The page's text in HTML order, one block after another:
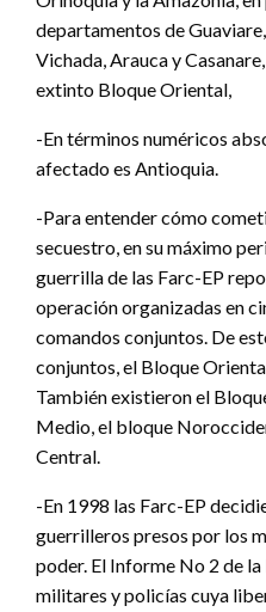
departamentos de
Vichada, Arauca y
extinto Bloque Oriental,
-En términos numéricos
afectado es Antioquia.
-Para entender cómo
secuestro, en su máximo
guerrilla de las Farc-EP
operación organizadas en
comandos conjuntos. De
conjuntos, el Bloque
También existieron el
Medio, el bloque
Central.
-En 1998 las Farc-EP
guerrilleros presos por los
poder. El Informe No 2 de
militares y policías cuya